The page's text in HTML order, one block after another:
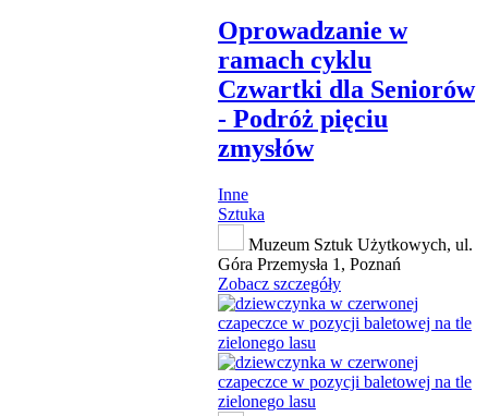
Oprowadzanie w
ramach cyklu
Czwartki dla Seniorów
- Podróż pięciu
zmysłów
Inne
Sztuka
Muzeum Sztuk Użytkowych, ul.
Góra Przemysła 1, Poznań
Zobacz szczegóły